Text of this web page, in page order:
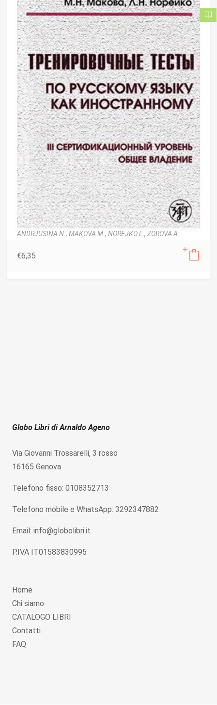
ANDRJUSINA N., MAKOVA M., NOREJKO L., ZOROVA A.
€6,35
Globo Libri di Arnaldo Ageno
Via Giovanni Trossarelli, 3 rosso
16165 Genova
Telefono fisso: 0108352713
Telefono mobile e WhatsApp: 3292347882
Email: info@globolibri.it
P.IVA IT01583830995
Home
Chi siamo
CATALOGO LIBRI
Contatti
FAQ